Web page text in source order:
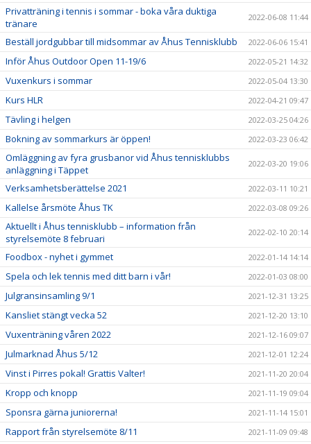
Privatträning i tennis i sommar - boka våra duktiga
tränare
2022-06-08 11:44
Beställ jordgubbar till midsommar av Åhus Tennisklubb 2022-06-06 15:41
Inför Åhus Outdoor Open 11-19/6 2022-05-21 14:32
Vuxenkurs i sommar 2022-05-04 13:30
Kurs HLR 2022-04-21 09:47
Tävling i helgen 2022-03-25 04:26
Bokning av sommarkurs är öppen! 2022-03-23 06:42
Omläggning av fyra grusbanor vid Åhus tennisklubbs
anläggning i Täppet
2022-03-20 19:06
Verksamhetsberättelse 2021 2022-03-11 10:21
Kallelse årsmöte Åhus TK 2022-03-08 09:26
Aktuellt i Åhus tennisklubb – information från
styrelsemöte 8 februari
2022-02-10 20:14
Foodbox - nyhet i gymmet 2022-01-14 14:14
Spela och lek tennis med ditt barn i vår! 2022-01-03 08:00
Julgransinsamling 9/1 2021-12-31 13:25
Kansliet stängt vecka 52 2021-12-20 13:10
Vuxenträning våren 2022 2021-12-16 09:07
Julmarknad Åhus 5/12 2021-12-01 12:24
Vinst i Pirres pokal! Grattis Valter! 2021-11-20 20:04
Kropp och knopp 2021-11-19 09:04
Sponsra gärna juniorerna! 2021-11-14 15:01
Rapport från styrelsemöte 8/11 2021-11-09 09:48